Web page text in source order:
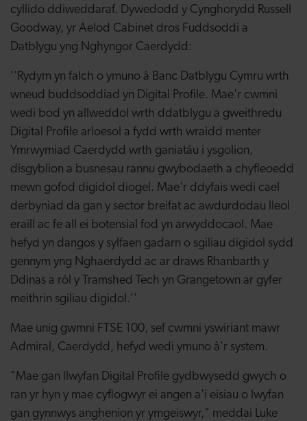
cyllido ddiweddaraf. Dywedodd y Cynghorydd Russell
Goodway, yr Aelod Cabinet dros Fuddsoddi a
Datblygu yng Nghyngor Caerdydd:
''Rydym yn falch o ymuno â Banc Datblygu Cymru wrth
wneud buddsoddiad yn Digital Profile. Mae'r cwmni
wedi bod yn allweddol wrth ddatblygu a gweithredu
Digital Profile arloesol a fydd wrth wraidd menter
Ymrwymiad Caerdydd wrth ganiatáu i ysgolion,
disgyblion a busnesau rannu gwybodaeth a chyfleoedd
mewn gofod digidol diogel. Mae'r ddyfais wedi cael
derbyniad da gan y sector breifat ac awdurdodau lleol
eraill ac fe all ei botensial fod yn arwyddocaol. Mae
hefyd yn dangos y sylfaen gadarn o sgiliau digidol sydd
gennym yng Nghaerdydd ac ar draws Rhanbarth y
Ddinas a rôl y Tramshed Tech yn Grangetown ar gyfer
meithrin sgiliau digidol.''
Mae unig gwmni FTSE 100, sef cwmni yswiriant mawr
Admiral, Caerdydd, hefyd wedi ymuno â'r system.
"Mae gan llwyfan Digital Profile gydbwysedd gwych o
ran yr hyn y mae cyflogwyr ei angen a'i eisiau o lwyfan
gan gynnwys anghenion yr ymgeiswyr," meddai Luke